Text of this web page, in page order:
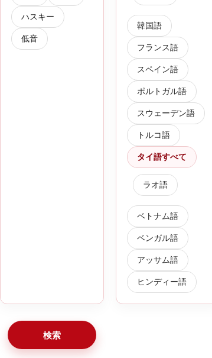
ハスキー
低音
韓国語
フランス語
スペイン語
ポルトガル語
スウェーデン語
トルコ語
タイ語すべて
ラオ語
ベトナム語
ベンガル語
アッサム語
ヒンディー語
検索